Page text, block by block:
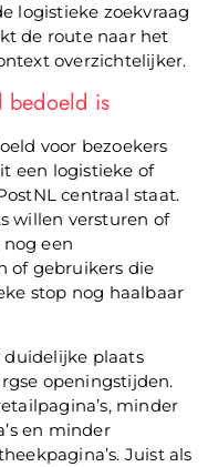
logistieke zoekvraag
de route naar het
overzichtelijker.
bedoeld is
voor bezoekers
een logistieke of
centraal staat.
willen versturen of
een
of gebruikers die
stop nog haalbaar
duidelijke plaats
openingstijden.
minder
en minder
Juist als